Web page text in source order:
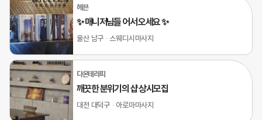
헤븐
✨ 매니저님들 어서 오세요 ✨
울산 남구 스웨디시마사지
다온테라피
깨끗한 분위기의 샵 상시모집
대전 대덕구 아로마마사지